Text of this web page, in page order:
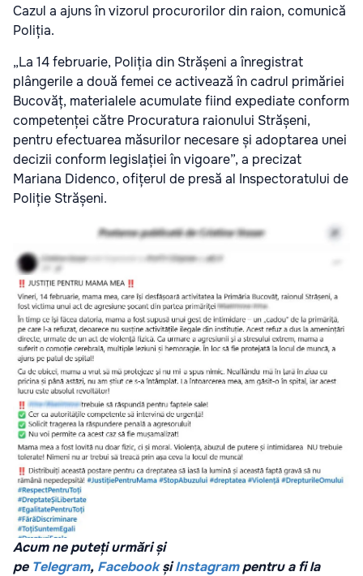
Cazul a ajuns în vizorul procurorilor din raion, comunică
Poliția.
„La 14 februarie, Poliția din Strășeni a înregistrat
plângerile a două femei ce activează în cadrul primăriei
Bucovăț, materialele acumulate fiind expediate conform
competenței către Procuratura raionului Strășeni,
pentru efectuarea măsurilor necesare și adoptarea unei
decizii conform legislației în vigoare”, a precizat
Mariana Didenco, ofițerul de presă al Inspectoratului de
Poliție Strășeni.
Acum ne puteți urmări și
pe Telegram, FacebookșiInstagrampentru a fi la